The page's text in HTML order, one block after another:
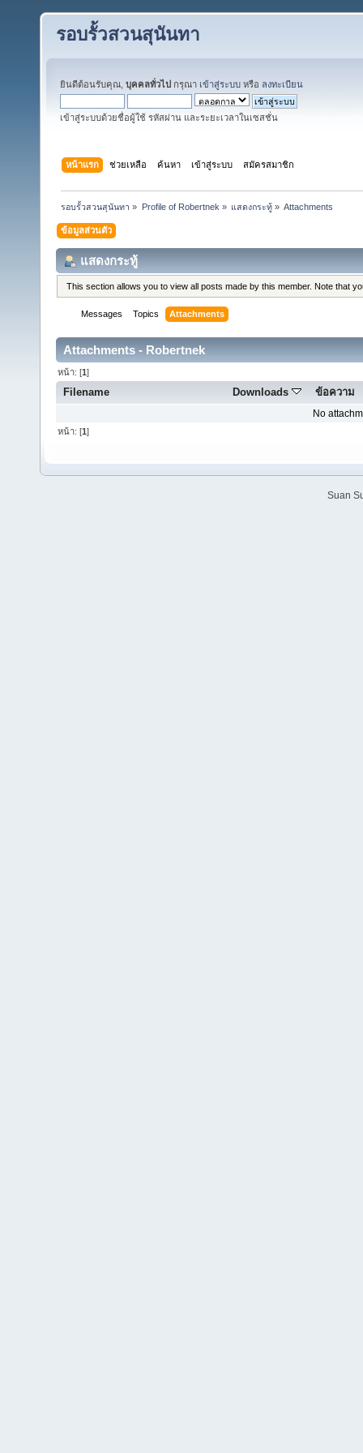
รอบรั้วสวนสุนันทา
ยินดีต้อนรับคุณ, บุคคลทั่วไป กรุณา เข้าสู่ระบบ หรือ ลงทะเบียน
เข้าสู่ระบบด้วยชื่อผู้ใช้ รหัสผ่าน และระยะเวลาในเซสชั่น
หน้าแรก ช่วยเหลือ ค้นหา เข้าสู่ระบบ สมัครสมาชิก
รอบรั้วสวนสุนันทา » Profile of Robertnek » แสดงกระทู้» Attachments
ข้อมูลส่วนตัว
แสดงกระทู้
This section allows you to view all posts made by this member. Note that
Messages Topics Attachments
Attachments - Robertnek
หน้า: [1]
Filename Downloads ข้อความ
No
หน้า: [1]
Suan